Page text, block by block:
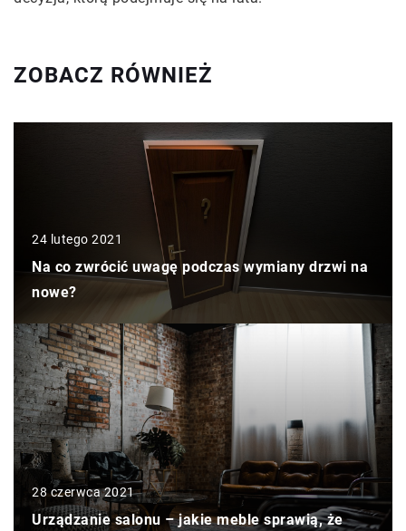
ZOBACZ RÓWNIEŻ
24 lutego 2021
Na co zwrócić uwagę podczas wymiany drzwi na
nowe?
28 czerwca 2021
Urządzanie salonu – jakie meble sprawią, że